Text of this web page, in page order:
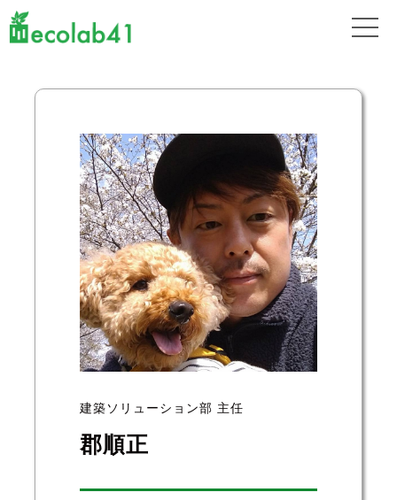
建築ソリューション部 主任
郡順正